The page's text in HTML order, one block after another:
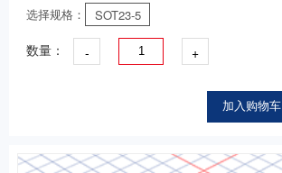
选择规格：
SOT23-5
数量： - +
加入购物车